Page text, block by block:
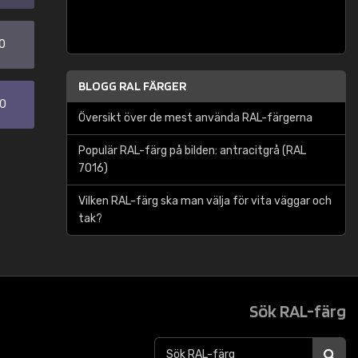
BLOGG RAL FÄRGER
Översikt över de mest använda RAL-färgerna
Populär RAL-färg på bilden: antracitgrå (RAL
7016)
Vilken RAL-färg ska man välja för vita väggar och
tak?
Sök RAL-färg